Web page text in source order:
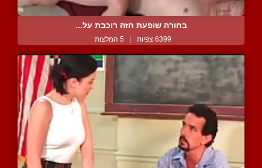
בחורה שופעת חזה רוכבת על...
6399 צפיות | 5 המלצות